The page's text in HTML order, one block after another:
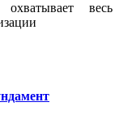
весь